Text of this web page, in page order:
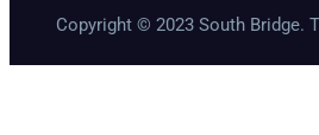
Copyright © 2023 South Bridge.